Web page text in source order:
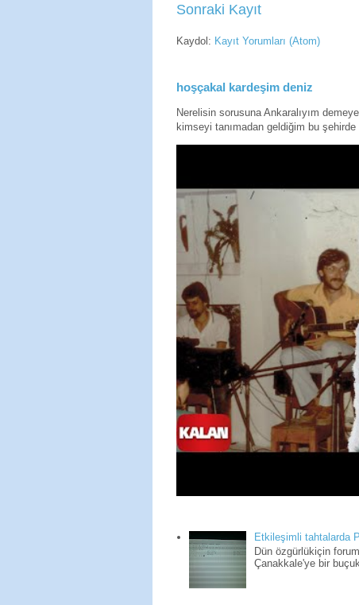
Sonraki Kayıt
Kaydol: Kayıt Yorumları (Atom)
hoşçakal kardeşim deniz
Nerelisin sorusuna Ankaralıyım
kimseyi tanımadan geldiğim bu şehirde
Etkileşimli tahtalarda
Dün özgürlükiçin
Çanakkale'ye bir